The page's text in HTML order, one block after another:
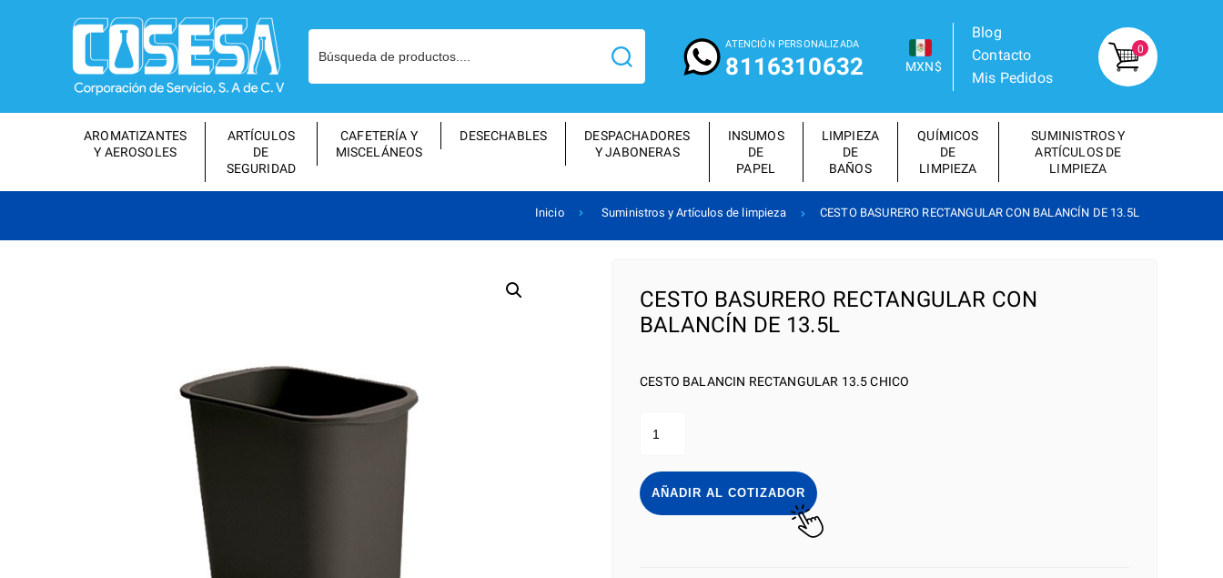
ATENCIÓN PERSONALIZADA
8116310632 MXN$
Blog
Contacto
Mis Pedidos
0
AROMATIZANTES
Y AEROSOLES
ARTÍCULOS
DE
SEGURIDAD
CAFETERÍA Y
MISCELÁNEOS
DESECHABLES
DESPACHADORES
Y JABONERAS
INSUMOS
DE
PAPEL
LIMPIEZA
DE
BAÑOS
QUÍMICOS
DE
LIMPIEZA
SUMINISTROS Y
ARTÍCULOS DE
LIMPIEZA
Inicio Suministros y Artículos de limpieza CESTO BASURERO RECTANGULAR CON BALANCÍN DE 13.5L
CESTO BASURERO RECTANGULAR CON
BALANCÍN DE 13.5L
CESTO BALANCIN RECTANGULAR 13.5 CHICO
BASURERO
CON
BALANCÍN
DE
13.5L
AÑADIR AL COTIZADOR